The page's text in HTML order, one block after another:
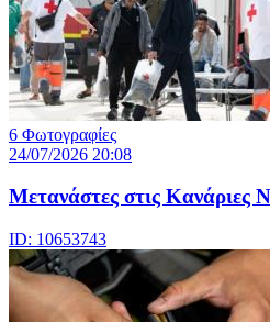
6 Φωτογραφίες
24/07/2026 20:08
Μετανάστες στις Κανάριες
ID: 10653743